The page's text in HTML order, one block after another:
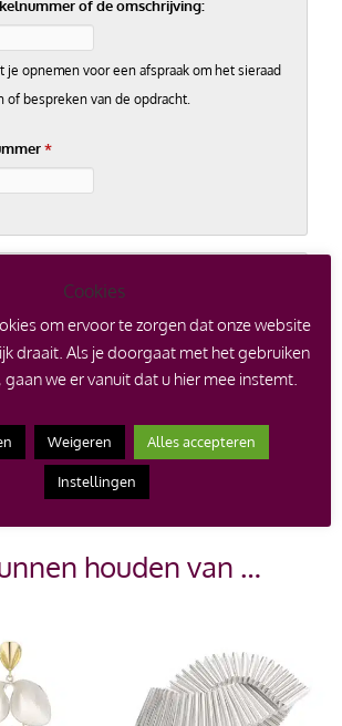
of de omschrijving:
je opnemen voor een afspraak om het sieraad
of bespreken van de opdracht.
*
in*
houden van …
Cookies
om ervoor te zorgen dat onze website
draait. Als je doorgaat met het gebruiken
we er vanuit dat u hier mee instemt.
Weigeren Alles accepteren
Instellingen